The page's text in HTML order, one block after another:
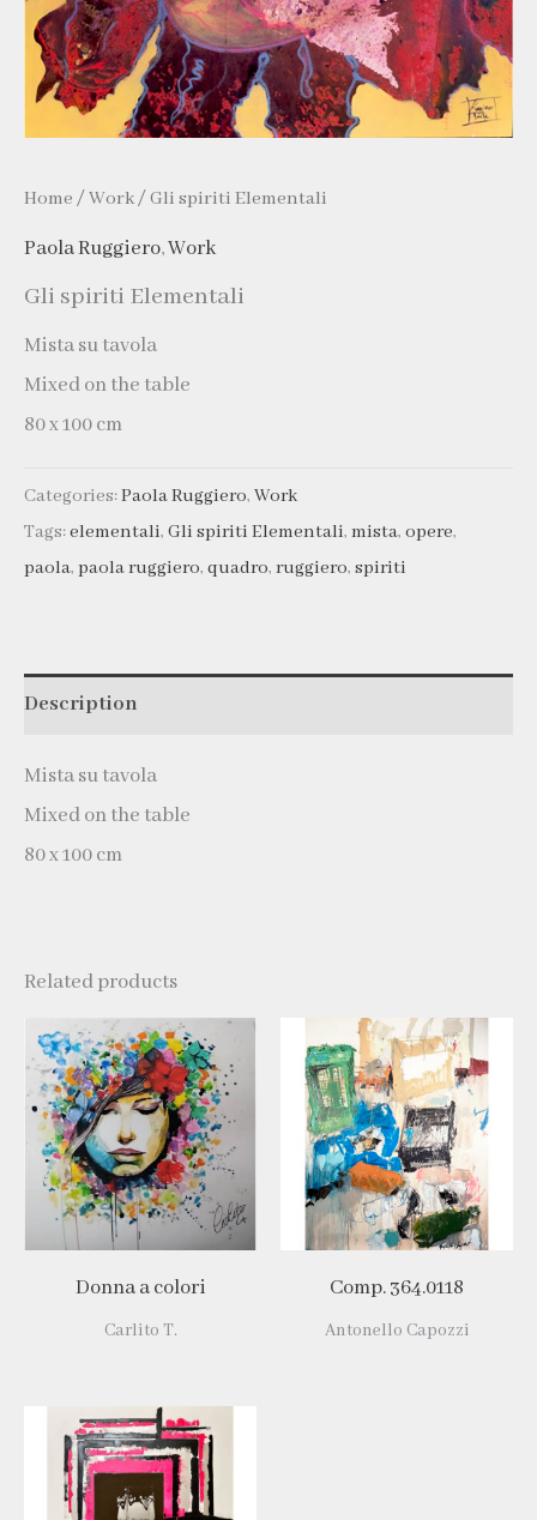
Home / Work/ Gli spiriti Elementali
Paola Ruggiero,Work
Gli spiriti Elementali
Mista su tavola
Mixed on the table
80 x 100 cm
Categories:Paola Ruggiero, Work
Tags:elementali, Gli spiriti Elementali, mista, opere,
paola, paola ruggiero, quadro, ruggiero, spiriti
Description
Mista su tavola
Mixed on the table
80 x 100 cm
Related products
Donna a colori
Carlito T.
Comp. 364.0118
Antonello Capozzi